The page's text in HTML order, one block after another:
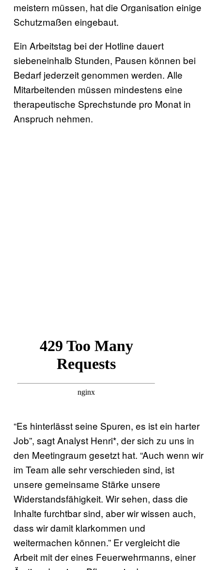
meistern müssen, hat die Organisation einige
Schutzmaßen eingebaut.
Ein Arbeitstag bei der Hotline dauert
siebeneinhalb Stunden, Pausen können bei
Bedarf jederzeit genommen werden. Alle
Mitarbeitenden müssen mindestens eine
therapeutische Sprechstunde pro Monat in
Anspruch nehmen.
“Es hinterlässt seine Spuren, es ist ein harter
Job”, sagt Analyst Henri*, der sich zu uns in
den Meetingraum gesetzt hat. “Auch wenn wir
im Team alle sehr verschieden sind, ist
unsere gemeinsame Stärke unsere
Widerstandsfähigkeit. Wir sehen, dass die
Inhalte furchtbar sind, aber wir wissen auch,
dass wir damit klarkommen und
weitermachen können.” Er vergleicht die
Arbeit mit der eines Feuerwehrmanns, einer